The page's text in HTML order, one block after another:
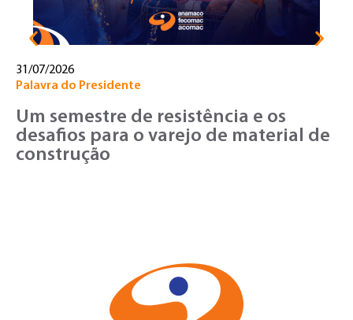
31/07/2026
Palavra do Presidente
Um semestre de resistência e os
desafios para o varejo de material de
construção